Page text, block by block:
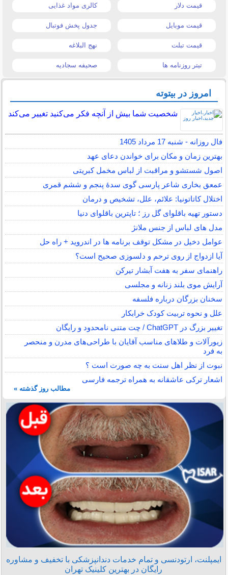
قیمت دلار کالری مواد غذایی
قیمت موبایل جدول پخش فوتبال
قیمت تبلت نهج البلاغه
تیتر روزنامه ها صحیفه سجادیه
امروز در بیتوته
شخصیت شما بیش از آنچه فکر می‌کنید تغییر می‌کند
فال روزانه - شنبه 17 مرداد 1405
بهترین زمان و مکان برای خواندن دعای عهد
اصول شستشو و مراقبت از لباس مخمل کبریتی
عمعق بخاری شاعر پارسی گوی سدهٔ پنجم و ششم قمری
اختلال کاتاتونیا: علائم، علل، تشخیص و درمان
دستور تهیه باقلوای گل رز ؛ تاپترین باقلوای دنیا
مدل های لباس از جنس ملانژ
عوامل دخیل در مشکل توقف برنامه ها در اندروید + راه حل
آیا ازدواج از روی ترحم و دلسوزی صحیح است؟
راهنمای سفر به هفت آبشار تیرکن
آرایش موی بلند زنانه و مجلسی
سخنان بزرگان درباره فلسفه
علل و نحوه تربیت کودک خرابکار
تغییر بزرگ در ChatGPT / چت متنی نامحدود و رایگان
زیورآلات و طلاهای مناسب آقایان با طراحی‌های مدرن و منحصر
به فرد
نبوت از نظر اهل سنت به چه صورت است ؟
اشعار ترکی عاشقانه به همراه ترجمه فارسی
مطالب روز گذشته »
ایمپلنت، ارتودنسی و تمام خدمات دندانپزشکی با تخفیف و مشاوره
رایگان در بهترین کلینیک تهران